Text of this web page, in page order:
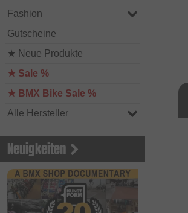
Fashion
Gutscheine
★ Neue Produkte
★ Sale %
★ BMX Bike Sale %
Alle Hersteller
Neuigkeiten